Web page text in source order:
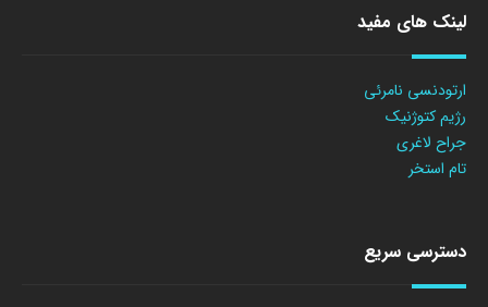
لینک های مفید
ارتودنسی نامرئی
رژیم کتوژنیک
جراح لاغری
تام استخر
دسترسی سریع